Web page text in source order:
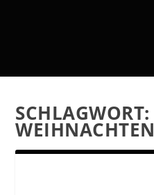
SCHLAGWORT:
WEIHNACHTEN